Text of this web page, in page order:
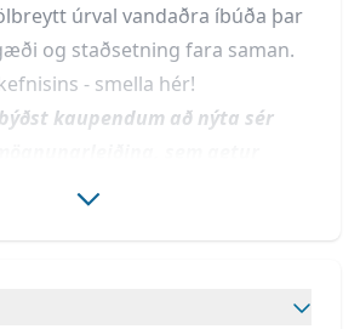
úrval vandaðra íbúða þar
og staðsetning fara saman.
- smella hér!
kaupendum að nýta sér
veitir